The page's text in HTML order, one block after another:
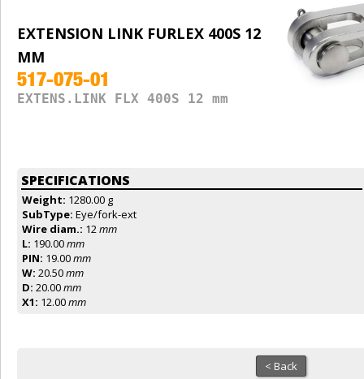
EXTENSION LINK FURLEX 400S 12
MM
517-075-01
EXTENS.LINK FLX 400S 12 mm
SPECIFICATIONS
Weight: 1280.00 g
SubType: Eye/fork-ext
Wire diam.: 12mm
L: 190.00mm
PIN: 19.00mm
W: 20.50mm
D: 20.00mm
X1: 12.00mm
< Back